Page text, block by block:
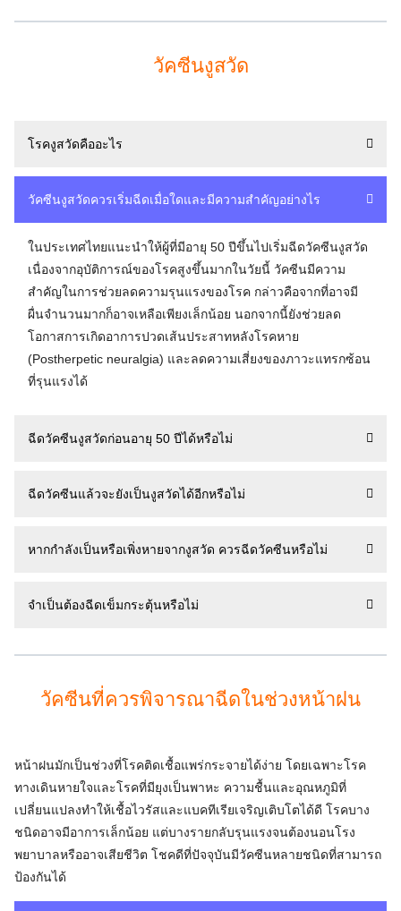
Search
for:
วัคซีนงูสวัด
โรคงูสวัดคืออะไร
วัคซีนงูสวัดควรเริ่มฉีดเมื่อใดและมีความสำคัญอย่างไร
ในประเทศไทยแนะนำให้ผู้ที่มีอายุ 50 ปีขึ้นไปเริ่มฉีดวัคซีนงูสวัด
เนื่องจากอุบัติการณ์ของโรคสูงขึ้นมากในวัยนี้ วัคซีนมีความ
สำคัญในการช่วยลดความรุนแรงของโรค กล่าวคือจากที่อาจมี
ผื่นจำนวนมากก็อาจเหลือเพียงเล็กน้อย นอกจากนี้ยังช่วยลด
โอกาสการเกิดอาการปวดเส้นประสาทหลังโรคหาย
(Postherpetic neuralgia) และลดความเสี่ยงของภาวะแทรกซ้อน
ที่รุนแรงได้
ฉีดวัคซีนงูสวัดก่อนอายุ 50 ปีได้หรือไม่
ฉีดวัคซีนแล้วจะยังเป็นงูสวัดได้อีกหรือไม่
หากกำลังเป็นหรือเพิ่งหายจากงูสวัด ควรฉีดวัคซีนหรือไม่
จำเป็นต้องฉีดเข็มกระตุ้นหรือไม่
วัคซีนที่ควรพิจารณาฉีดในช่วงหน้าฝน
หน้าฝนมักเป็นช่วงที่โรคติดเชื้อแพร่กระจายได้ง่าย โดยเฉพาะโรค
ทางเดินหายใจและโรคที่มียุงเป็นพาหะ ความชื้นและอุณหภูมิที่
เปลี่ยนแปลงทำให้เชื้อไวรัสและแบคทีเรียเจริญเติบโตได้ดี โรคบาง
ชนิดอาจมีอาการเล็กน้อย แต่บางรายกลับรุนแรงจนต้องนอนโรง
พยาบาลหรืออาจเสียชีวิต โชคดีที่ปัจจุบันมีวัคซีนหลายชนิดที่สามารถ
ป้องกันได้